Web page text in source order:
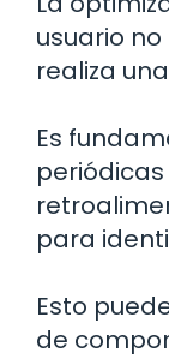
usuario
realiza
Es
para
Esto
de